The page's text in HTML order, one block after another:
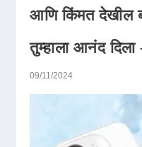
आणि किंमत
तुम्हाला आनंद
09/11/2024